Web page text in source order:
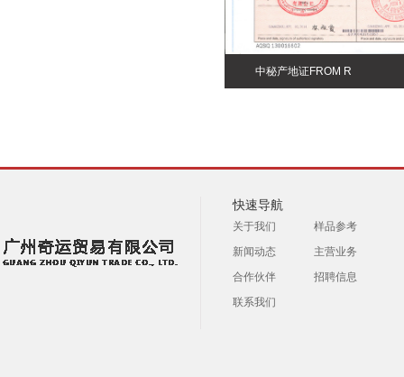
中秘产地证FROM R
快速导航
关于我们
样品参考
新闻动态
主营业务
合作伙伴
招聘信息
联系我们